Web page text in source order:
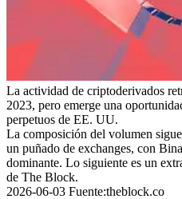
La actividad de criptoderivados
2023, pero emerge una
perpetuos de EE. UU.
La composición del volumen
un puñado de exchanges, con
dominante. Lo siguiente es un
de The Block.
2026-06-03 Fuente:theblock.co